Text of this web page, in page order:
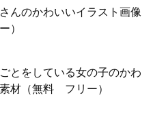
んのかわいいイラスト画像
）
とをしている女の子のかわ
材（無料 フリー）